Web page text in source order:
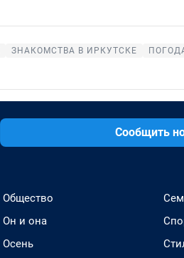
ЗНАКОМСТВА В ИРКУТСКЕ
Сообщить
Общество
Он и она
Осень